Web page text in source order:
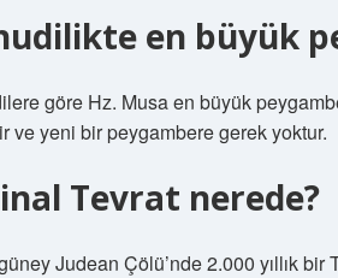
en büyük
göre Hz. Musa en büyük
ve yeni bir peygambere gerek yoktur.
Tevrat nerede?
Judean Çölü’nde 2.000 yıllık bir